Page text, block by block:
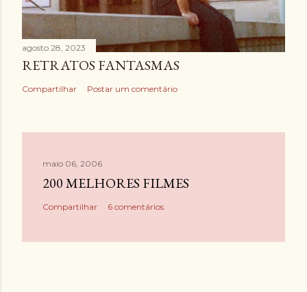
agosto 28, 2023
RETRATOS FANTASMAS
Compartilhar Postar um comentário
maio 06, 2006
200 MELHORES FILMES
Compartilhar 6 comentários